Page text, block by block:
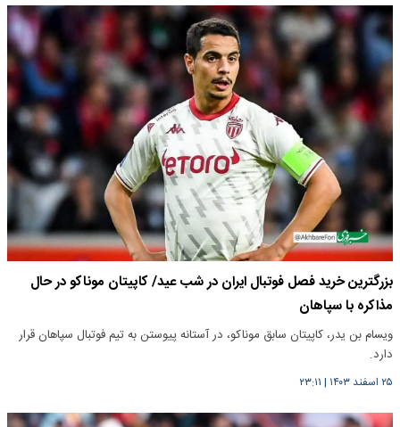
بزرگترین خرید فصل فوتبال ایران در شب عید/ کاپیتان موناکو در حال
مذاکره با سپاهان
ویسام بن یدر، کاپیتان سابق موناکو، در آستانه پیوستن به تیم فوتبال سپاهان قرار
دارد.
۲۵ اسفند ۱۴۰۳ | ۲۳:۱۱